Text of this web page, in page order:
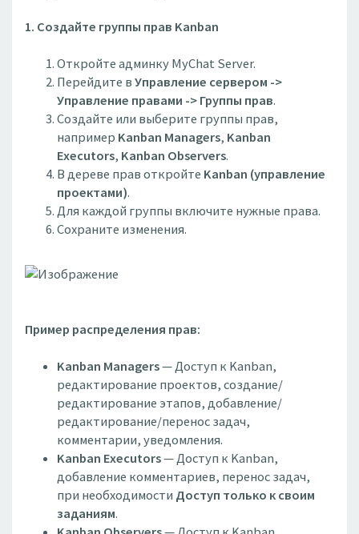
1. Создайте группы прав Kanban
Откройте админку MyChat Server.
Перейдите вУправление сервером ->
Управление правами -> Группы прав.
Создайте или выберите группы прав,
например Kanban Managers, Kanban
Executors, Kanban Observers.
В дереве прав откройте Kanban (управление
проектами).
Для каждой группы включите нужные права.
Сохраните изменения.
Пример распределения прав:
Kanban Managers— Доступ к Kanban,
редактирование проектов, создание/
редактирование этапов, добавление/
редактирование/перенос задач,
комментарии, уведомления.
Kanban Executors— Доступ к Kanban,
добавление комментариев, перенос задач,
при необходимости Доступ только к своим
заданиям.